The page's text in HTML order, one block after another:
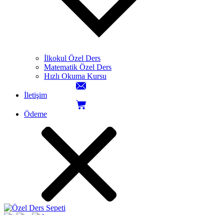
İlkokul Özel Ders
Matematik Özel Ders
Hızlı Okuma Kursu
İletişim
Ödeme